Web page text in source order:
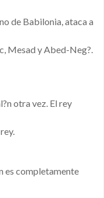
de Babilonia, ataca a
Mesad y Abed-Neg?.
otra vez. El rey
es completamente